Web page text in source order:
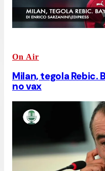
On Air
Milan, tegola Rebic.
no vax